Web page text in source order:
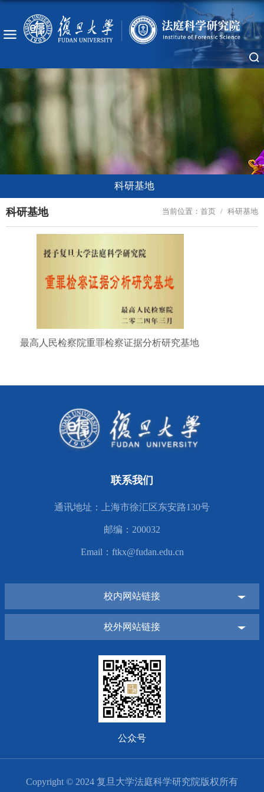
科研基地
当前位置： 首页 / 科研基地
科研基地
最高人民检察院重罪检察证据分析研究基地
联系我们
通讯地址：上海市徐汇区东安路130号
邮编：200032
Email：ftkx@fudan.edu.cn
校内网站链接
校外网站链接
公众号
Copyright © 2024 复旦大学法庭科学研究院版权所有